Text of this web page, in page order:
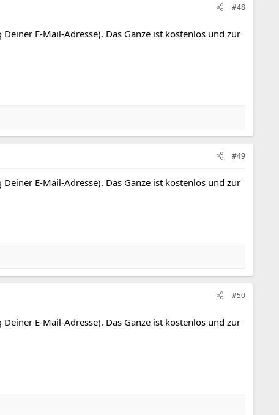
#48
E-Mail-Adresse). Das Ganze ist kostenlos und zur
#49
E-Mail-Adresse). Das Ganze ist kostenlos und zur
#50
E-Mail-Adresse). Das Ganze ist kostenlos und zur